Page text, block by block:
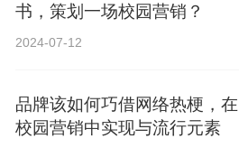
书，策划一场校园营销？
2024-07-12
品牌该如何巧借网络热梗，在
校园营销中实现与流行元素